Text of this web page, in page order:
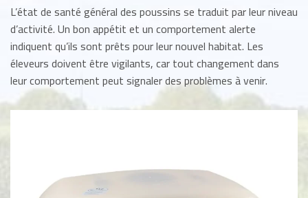
L’état de santé général des poussins se traduit par leur niveau
d’activité. Un bon appétit et un comportement alerte
indiquent qu’ils sont prêts pour leur nouvel habitat. Les
éleveurs doivent être vigilants, car tout changement dans
leur comportement peut signaler des problèmes à venir.